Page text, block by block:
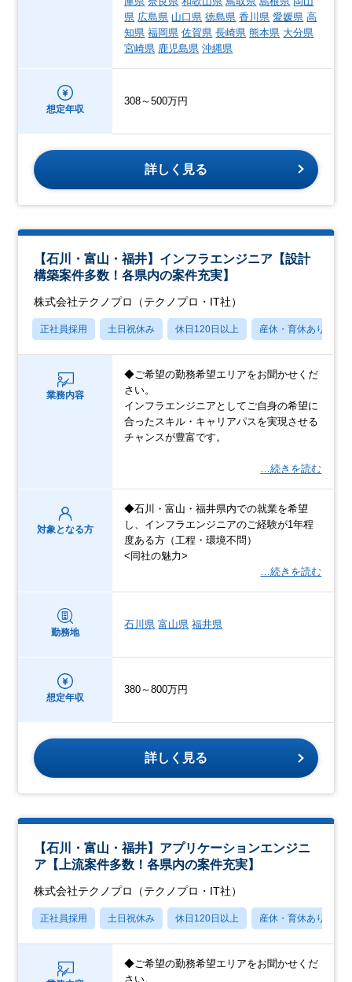
県 広島県 山口県 徳島県 香川県 愛媛県 高
知県 福岡県 佐賀県 長崎県 熊本県 大分県
宮崎県 鹿児島県 沖縄県
想定年収
308～500万円
詳しく見る
【石川・富山・福井】インフラエンジニア【設計
構築案件多数！各県内の案件充実】
株式会社テクノプロ（テクノプロ・IT社）
正社員採用 土日祝休み 休日120日以上 産休・育休あり
業務内容
◆ご希望の勤務希望エリアをお聞かせくだ
さい。
インフラエンジニアとしてご自身の希望に
合ったスキル・キャリアパスを実現させる
チャンスが豊富です。
…続きを読む
対象となる方
◆石川・富山・福井県内での就業を希望
し、インフラエンジニアのご経験が1年程
度ある方（工程・環境不問）
<同社の魅力>
…続きを読む
勤務地
石川県 富山県 福井県
想定年収
380～800万円
詳しく見る
【石川・富山・福井】アプリケーションエンジニ
ア【上流案件多数！各県内の案件充実】
株式会社テクノプロ（テクノプロ・IT社）
正社員採用 土日祝休み 休日120日以上 産休・育休あり
◆ご希望の勤務希望エリアをお聞かせくだ
さい。